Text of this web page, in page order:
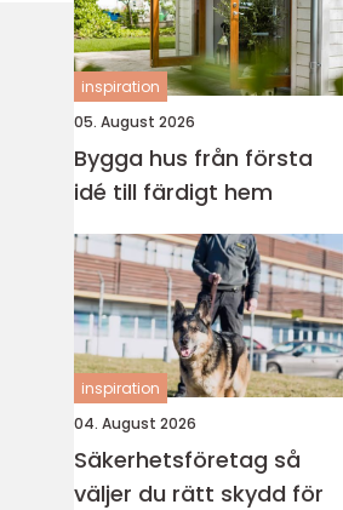
inspiration
05. August 2026
Bygga hus från första
idé till färdigt hem
inspiration
04. August 2026
Säkerhetsföretag så
väljer du rätt skydd för